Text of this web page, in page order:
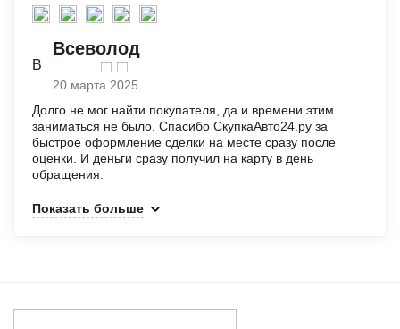
В
Всеволод
20 марта 2025
Долго не мог найти покупателя, да и времени этим
заниматься не было. Спасибо СкупкаАвто24.ру за
быстрое оформление сделки на месте сразу после
оценки. И деньги сразу получил на карту в день
обращения.
Показать больше